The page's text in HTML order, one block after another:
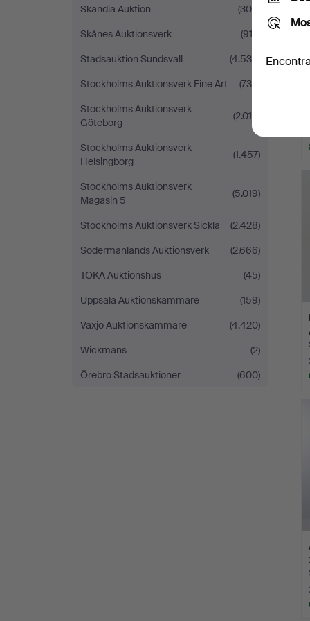
Skandia Auktion
(306)
Skånes Auktionsverk
(912)
Stadsauktion Sundsvall
(4.534)
Stockholms Auktionsverk Fine Art
(739)
Stockholms Auktionsverk
Göteborg
(2.016)
Stockholms Auktionsverk
Helsingborg
(1.457)
Stockholms Auktionsverk
Magasin 5
(5.019)
Stockholms Auktionsverk Sickla
(2.428)
Södermanlands Auktionsverk
(2.666)
TOKA Auktionshus
(45)
Uppsala Auktionskammare
(159)
Växjö Auktionskammare
(4.420)
Wickmans
(2)
Örebro Stadsauktioner
(600)